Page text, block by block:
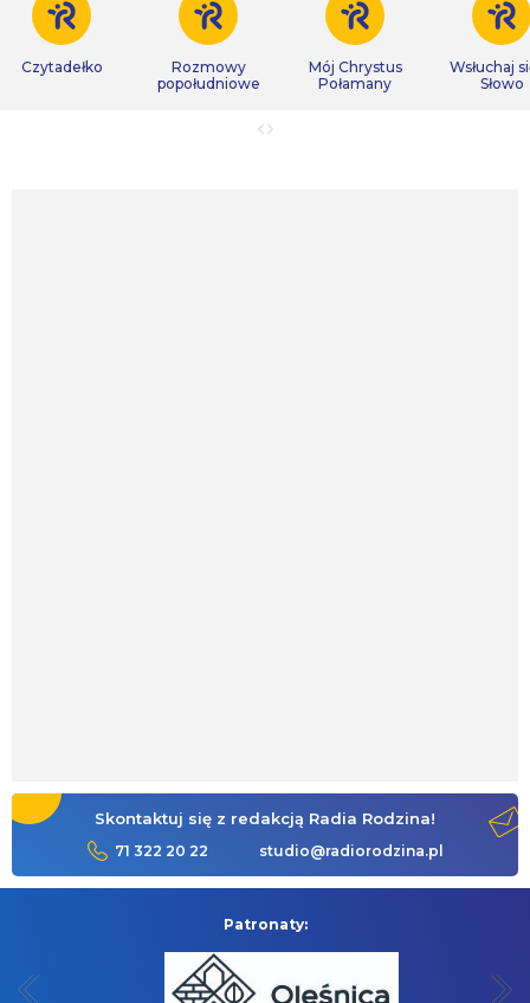
Czytadełko
Rozmowy
popołudniowe
Mój Chrystus
Połamany
Wsłuchaj
Słowo
Skontaktuj się z redakcją Radia Rodzina!
71 322 20 22 studio@radiorodzina.pl
Patronaty: